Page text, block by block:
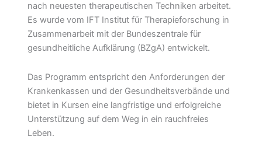
nach neuesten therapeutischen Techniken arbeitet.
Es wurde vom IFT Institut für Therapieforschung in
Zusammenarbeit mit der Bundeszentrale für
gesundheitliche Aufklärung (BZgA) entwickelt.
Das Programm entspricht den Anforderungen der
Krankenkassen und der Gesundheitsverbände und
bietet in Kursen eine langfristige und erfolgreiche
Unterstützung auf dem Weg in ein rauchfreies
Leben.